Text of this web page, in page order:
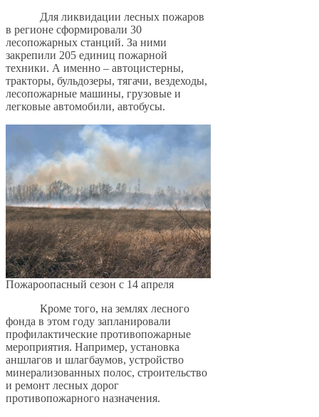
Для ликвидации лесных пожаров
в регионе сформировали 30
лесопожарных станций. За ними
закрепили 205 единиц пожарной
техники. А именно – автоцистерны,
тракторы, бульдозеры, тягачи, вездеходы,
лесопожарные машины, грузовые и
легковые автомобили, автобусы.
Пожароопасный сезон с 14 апреля
Кроме того, на землях лесного
фонда в этом году запланировали
профилактические противопожарные
мероприятия. Например, установка
аншлагов и шлагбаумов, устройство
минерализованных полос, строительство
и ремонт лесных дорог
противопожарного назначения.